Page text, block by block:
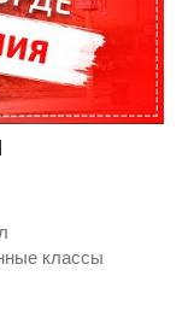
классы